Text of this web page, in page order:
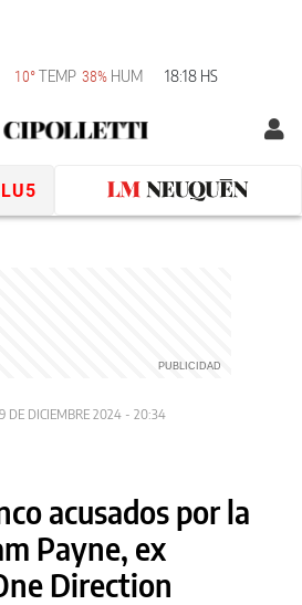
10°TEMP 38% HUM 18:18 HS
LU5
DE DICIEMBRE 2024 - 20:34
acusados por la
Payne, ex
Direction